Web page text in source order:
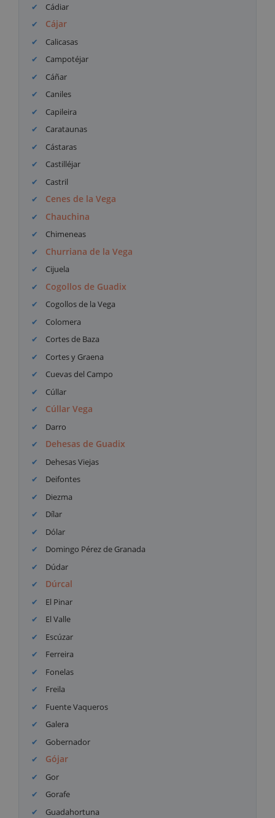
Cádiar
Cájar
Calicasas
Campotéjar
Cáñar
Caniles
Capileira
Carataunas
Cástaras
Castilléjar
Castril
Cenes de la Vega
Chauchina
Chimeneas
Churriana de la Vega
Cijuela
Cogollos de Guadix
Cogollos de la Vega
Colomera
Cortes de Baza
Cortes y Graena
Cuevas del Campo
Cúllar
Cúllar Vega
Darro
Dehesas de Guadix
Dehesas Viejas
Deifontes
Diezma
Dílar
Dólar
Domingo Pérez de Granada
Dúdar
Dúrcal
El Pinar
El Valle
Escúzar
Ferreira
Fonelas
Freila
Fuente Vaqueros
Galera
Gobernador
Gójar
Gor
Gorafe
Guadahortuna